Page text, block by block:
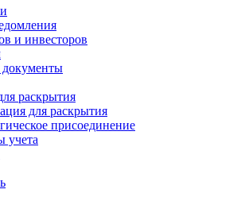
и инвесторов
раскрытия
для раскрытия
присоединение
учета